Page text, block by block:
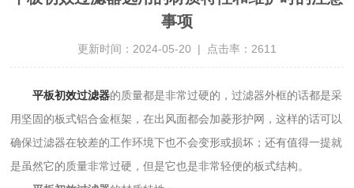
事项
更新时间：2024-05-20 | 点击率：2611
平板初效过滤器的质量都是非常过硬的，过滤器外框的话都是采
用坚固的板式铝合金框架，在出风面都会加菱形护网，这样的话可以
确保过滤器在较差的工作环境下也不会变形或损坏；还有值得一提就
是虽然它的质量非常过硬，但是它也是非常轻便的板式结构。